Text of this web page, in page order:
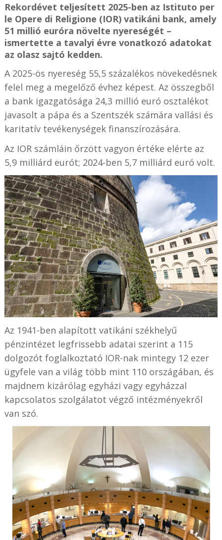
Rekordévet teljesített 2025-ben az Istituto per
le Opere di Religione (IOR) vatikáni bank, amely
51 millió euróra növelte nyereségét –
ismertette a tavalyi évre vonatkozó adatokat
az olasz sajtó kedden.
A 2025-ös nyereség 55,5 százalékos növekedésnek
felel meg a megelőző évhez képest. Az összegből
a bank igazgatósága 24,3 millió euró osztalékot
javasolt a pápa és a Szentszék számára vallási és
karitatív tevékenységek finanszírozására.
Az IOR számláin őrzött vagyon értéke elérte az
5,9 milliárd eurót; 2024-ben 5,7 milliárd euró volt.
Az 1941-ben alapított vatikáni székhelyű
pénzintézet legfrissebb adatai szerint a 115
dolgozót foglalkoztató IOR-nak mintegy 12 ezer
ügyfele van a világ több mint 110 országában, és
majdnem kizárólag egyházi vagy egyházzal
kapcsolatos szolgálatot végző intézményekről
van szó.